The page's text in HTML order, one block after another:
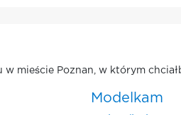
mieście Poznan, w którym
Modelkam